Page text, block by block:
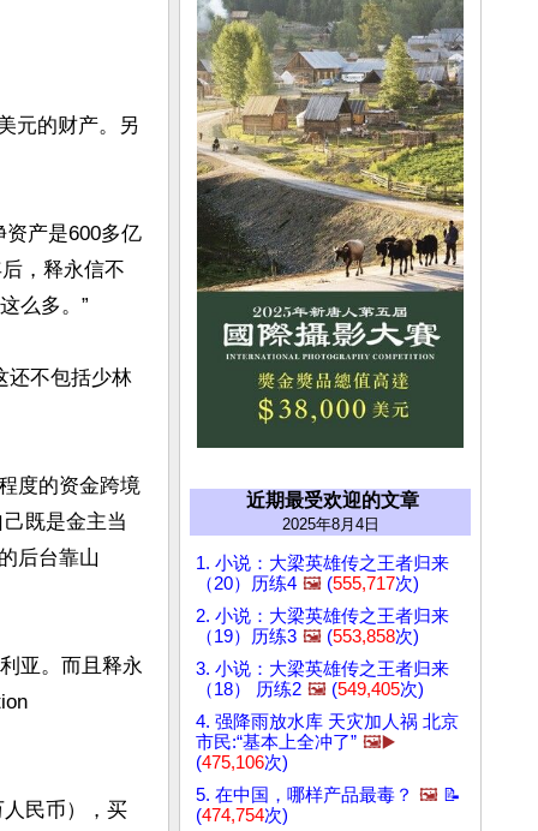
元的财产。另
资产是600多亿
，释永信不
么多。”
还不包括少林
度的资金跨境
既是金主当
后台靠山
亚。而且释永
民币），买
近期最受欢迎的文章
2025年8月4日
1. 小说：大梁英雄传之王者归来
（20）历练4 🖼️ (555,717次)
2. 小说：大梁英雄传之王者归来
（19）历练3 🖼️ (553,858次)
3. 小说：大梁英雄传之王者归来
（18） 历练2 🖼️ (549,405次)
4. 强降雨放水库 天灾加人祸 北京
市民:“基本上全冲了” 🖼️▶️
(475,106次)
5. 在中国，哪样产品最毒？ 🖼️ 📝
(474,754次)